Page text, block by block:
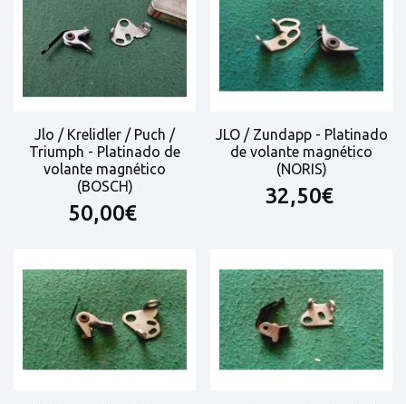
Jlo / Krelidler / Puch /
Triumph - Platinado de
volante magnético
(BOSCH)
50,00€
JLO / Zundapp - Platinado
de volante magnético
(NORIS)
32,50€